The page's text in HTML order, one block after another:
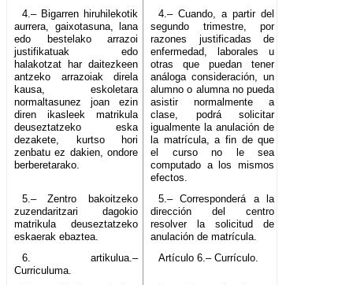
4.– Bigarren hiruhilekotik
aurrera, gaixotasuna, lana
edo bestelako arrazoi
justifikatuak edo
halakotzat har daitezkeen
antzeko arrazoiak direla
kausa, eskoletara
normaltasunez joan ezin
diren ikasleek matrikula
deuseztatzeko eska
dezakete, kurtso hori
zenbatu ez dakien, ondore
berberetarako.
4.– Cuando, a partir del
segundo trimestre, por
razones justificadas de
enfermedad, laborales u
otras que puedan tener
análoga consideración, un
alumno o alumna no pueda
asistir normalmente a
clase, podrá solicitar
igualmente la anulación de
la matrícula, a fin de que
el curso no le sea
computado a los mismos
efectos.
5.– Zentro bakoitzeko
zuzendaritzari dagokio
matrikula deuseztatzeko
eskaerak ebaztea.
5.– Corresponderá a la
dirección del centro
resolver la solicitud de
anulación de matrícula.
6. artikulua.–
Curriculuma.
Artículo 6.– Currículo.